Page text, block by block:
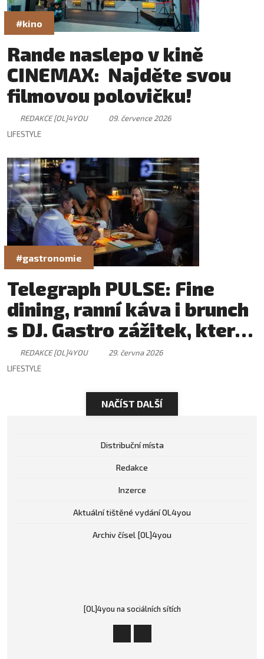
#kino
Rande naslepo v kině
CINEMAX: Najděte svou
filmovou polovičku!
REDAKCE [OL]4YOU
09. července 2026
LIFESTYLE
#gastronomie
Telegraph PULSE: Fine
dining, ranní káva i brunch
s DJ. Gastro zážitek, který
má svůj rytmus
REDAKCE [OL]4YOU
29. června 2026
LIFESTYLE
NAČÍST DALŠÍ
Distribuční místa
Redakce
Inzerce
Aktuální tištěné vydání OL4you
Archiv čísel [OL]4you
[OL]4you na sociálních sítích